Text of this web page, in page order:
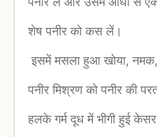
शेष पनीर को कस लें।
इसमें मसला हुआ खोया, नमक,
पनीर मिश्रण को पनीर की
हलके गर्म दूध में भीगी हुई